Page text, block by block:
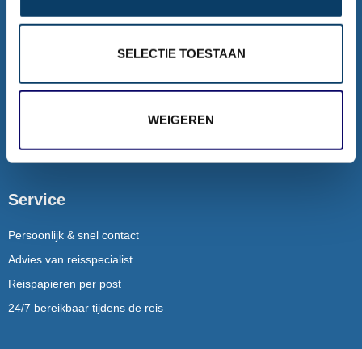
SELECTIE TOESTAAN
WEIGEREN
Rondreizen
Rondreizen Puglia
Service
Persoonlijk & snel contact
Advies van reisspecialist
Reispapieren per post
24/7 bereikbaar tijdens de reis